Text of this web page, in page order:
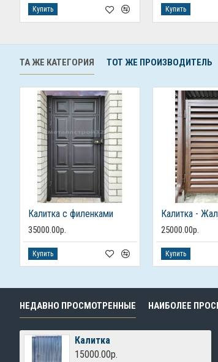
Купить Купить
ТА ЖЕ КАТЕГОРИЯ ТОТ ЖЕ ПРОИЗВОДИТЕЛЬ
Калитка с филенками
35000.00р.
Купить
Калитка -
25000.00р.
Купить
НЕДАВНО ПРОСМОТРЕННЫЕ НАИБОЛЕЕ
Калитка
15000.00р.